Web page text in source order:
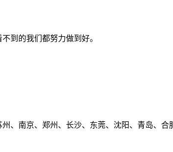
到的我们都努力做到好。
、南京、郑州、长沙、东莞、沈阳、青岛、合